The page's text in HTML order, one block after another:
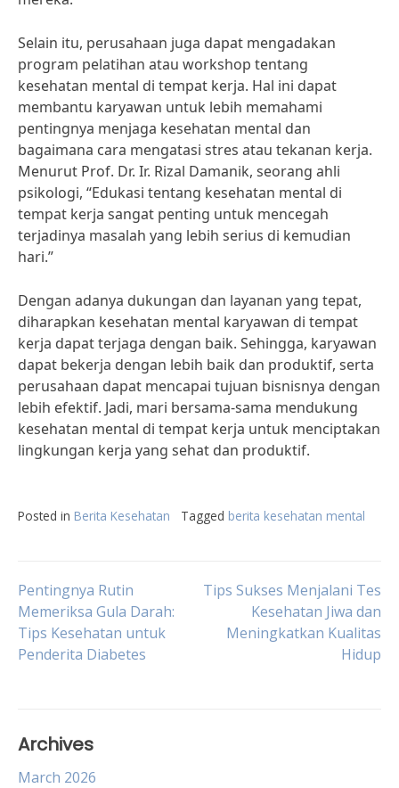
Selain itu, perusahaan juga dapat mengadakan
program pelatihan atau workshop tentang
kesehatan mental di tempat kerja. Hal ini dapat
membantu karyawan untuk lebih memahami
pentingnya menjaga kesehatan mental dan
bagaimana cara mengatasi stres atau tekanan kerja.
Menurut Prof. Dr. Ir. Rizal Damanik, seorang ahli
psikologi, “Edukasi tentang kesehatan mental di
tempat kerja sangat penting untuk mencegah
terjadinya masalah yang lebih serius di kemudian
hari.”
Dengan adanya dukungan dan layanan yang tepat,
diharapkan kesehatan mental karyawan di tempat
kerja dapat terjaga dengan baik. Sehingga, karyawan
dapat bekerja dengan lebih baik dan produktif, serta
perusahaan dapat mencapai tujuan bisnisnya dengan
lebih efektif. Jadi, mari bersama-sama mendukung
kesehatan mental di tempat kerja untuk menciptakan
lingkungan kerja yang sehat dan produktif.
Posted in Berita Kesehatan Tagged berita kesehatan mental
Post
navigation
Pentingnya Rutin
Memeriksa Gula Darah:
Tips Kesehatan untuk
Penderita Diabetes
Tips Sukses Menjalani Tes
Kesehatan Jiwa dan
Meningkatkan Kualitas
Hidup
Archives
March 2026